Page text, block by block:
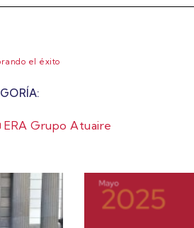
el éxito
ERA Grupo Atuaire